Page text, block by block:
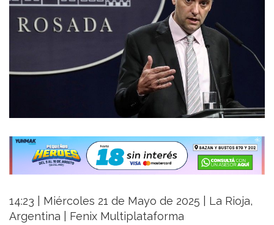
14:23 | Miércoles 21 de Mayo de 2025 | La Rioja,
Argentina | Fenix Multiplataforma